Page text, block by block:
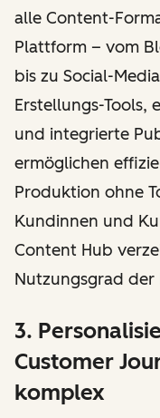
alle Content-
Plattform – vom
bis zu Social-
Erstellungs-Tools,
und integrierte
ermöglichen
Produktion ohne
Kundinnen und
Content Hub
Nutzungsgrad der
3.
Customer
komplex